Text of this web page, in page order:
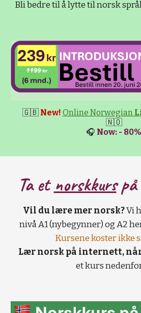
Bli bedre til å lytte til norsk
🇬🇧 New! Online Norwegian
🇳🇴
🎧 Now: - 80%
Ta et norskkurspå
Vil du lære mer norsk?Vi
nivå A1 (nybegynner) og A2
Kursene koster ikke
Lær norsk på internett,
et kurs